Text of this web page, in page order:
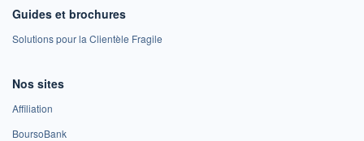
Guides et brochures
Solutions pour la Clientèle Fragile
Nos sites
Affiliation
BoursoBank